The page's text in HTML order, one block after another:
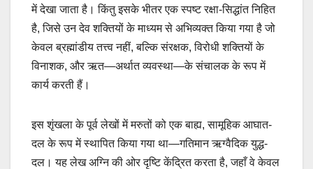
में देखा जाता है। किंतु इसके भीतर एक स्पष्ट रक्षा-सिद्धांत निहित
है, जिसे उन देव शक्तियों के माध्यम से अभिव्यक्त किया गया है जो
केवल ब्रह्मांडीय तत्त्व नहीं, बल्कि संरक्षक, विरोधी शक्तियों के
विनाशक, और ऋत—अर्थात व्यवस्था—के संचालक के रूप में
कार्य करती हैं।
इस शृंखला के पूर्व लेखों में मरुतों को एक बाह्य, सामूहिक आघात-
दल के रूप में स्थापित किया गया था—गतिमान ऋग्वैदिक युद्ध-
दल। यह लेख अग्नि की ओर दृष्टि केंद्रित करता है, जहाँ वे केवल